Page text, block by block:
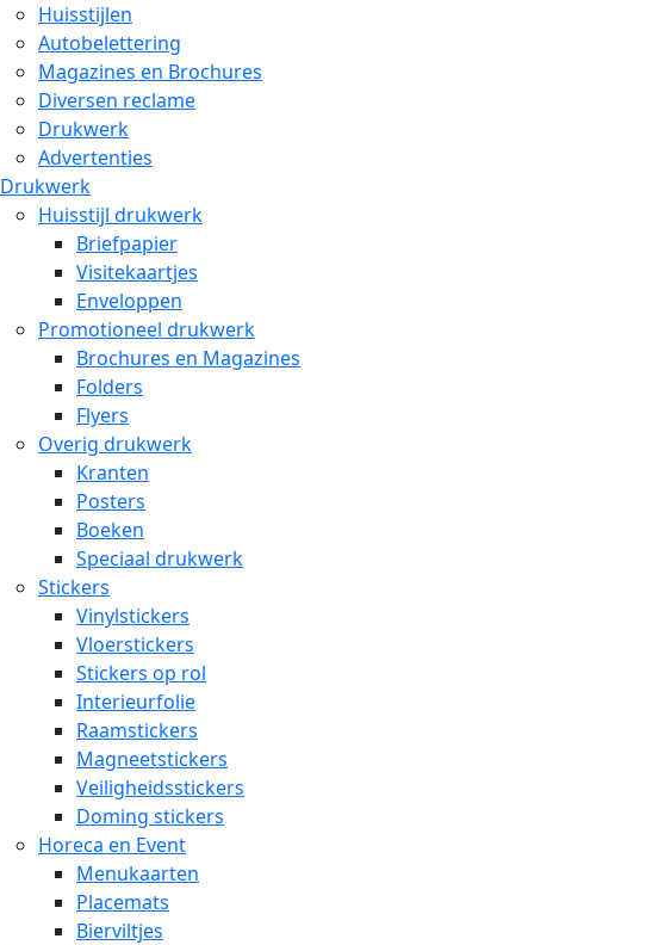
Huisstijlen
Autobelettering
Magazines en Brochures
Diversen reclame
Drukwerk
Advertenties
Drukwerk
Huisstijl drukwerk
Briefpapier
Visitekaartjes
Enveloppen
Promotioneel drukwerk
Brochures en Magazines
Folders
Flyers
Overig drukwerk
Kranten
Posters
Boeken
Speciaal drukwerk
Stickers
Vinylstickers
Vloerstickers
Stickers op rol
Interieurfolie
Raamstickers
Magneetstickers
Veiligheidsstickers
Doming stickers
Horeca en Event
Menukaarten
Placemats
Bierviltjes